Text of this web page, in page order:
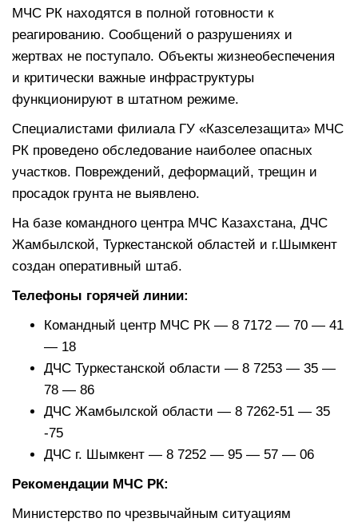
МЧС РК находятся в полной готовности к
реагированию. Сообщений о разрушениях и
жертвах не поступало. Объекты жизнеобеспечения
и критически важные инфраструктуры
функционируют в штатном режиме.
Специалистами филиала ГУ «Казселезащита» МЧС
РК проведено обследование наиболее опасных
участков. Повреждений, деформаций, трещин и
просадок грунта не выявлено.
На базе командного центра МЧС Казахстана, ДЧС
Жамбылской, Туркестанской областей и г.Шымкент
создан оперативный штаб.
Телефоны горячей линии:
Командный центр МЧС РК — 8 7172 — 70 — 41
— 18
ДЧС Туркестанской области — 8 7253 — 35 —
78 — 86
ДЧС Жамбылской области — 8 7262-51 — 35
-75
ДЧС г. Шымкент — 8 7252 — 95 — 57 — 06
Рекомендации МЧС РК:
Министерство по чрезвычайным ситуациям